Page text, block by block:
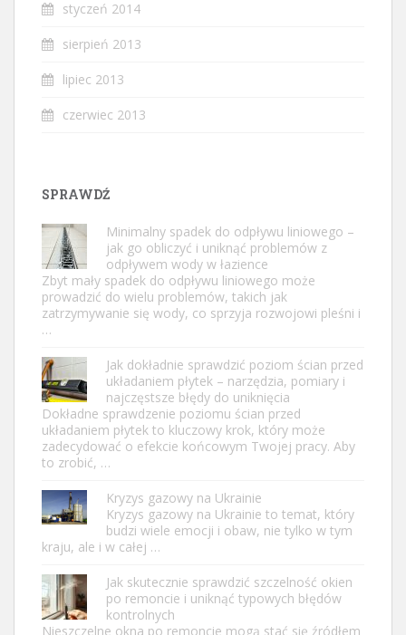
styczeń 2014
sierpień 2013
lipiec 2013
czerwiec 2013
SPRAWDŹ
Minimalny spadek do odpływu liniowego –
jak go obliczyć i uniknąć problemów z
odpływem wody w łazience
Zbyt mały spadek do odpływu liniowego może
prowadzić do wielu problemów, takich jak
zatrzymywanie się wody, co sprzyja rozwojowi pleśni i
…
Jak dokładnie sprawdzić poziom ścian przed
układaniem płytek – narzędzia, pomiary i
najczęstsze błędy do uniknięcia
Dokładne sprawdzenie poziomu ścian przed
układaniem płytek to kluczowy krok, który może
zadecydować o efekcie końcowym Twojej pracy. Aby
to zrobić, …
Kryzys gazowy na Ukrainie
Kryzys gazowy na Ukrainie to temat, który
budzi wiele emocji i obaw, nie tylko w tym
kraju, ale i w całej …
Jak skutecznie sprawdzić szczelność okien
po remoncie i uniknąć typowych błędów
kontrolnych
Nieszczelne okna po remoncie mogą stać się źródłem